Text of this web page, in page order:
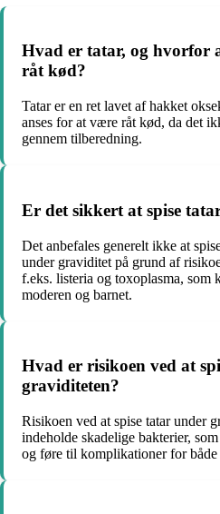
Hvad er tatar, og hvorfor
råt kød?
Tatar er en ret lavet af hakket
anses for at være råt kød, da det
gennem tilberedning.
Er det sikkert at spise
Det anbefales generelt ikke at
under graviditet på grund af
f.eks. listeria og toxoplasma, som
moderen og barnet.
Hvad er risikoen ved at
graviditeten?
Risikoen ved at spise tatar under
indeholde skadelige bakterier,
og føre til komplikationer for både